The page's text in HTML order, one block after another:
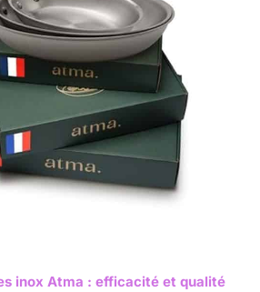
inox Atma : efficacité et qualité